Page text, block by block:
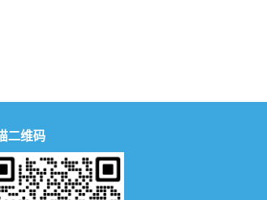
二维码